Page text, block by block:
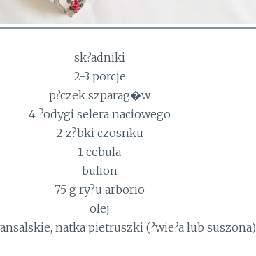
sk?adniki
2-3 porcje
p?czek szparag�w
4 ?odygi selera naciowego
2 z?bki czosnku
1 cebula
bulion
75 g ry?u arborio
olej
natka pietruszki (?wie?a lub suszona)